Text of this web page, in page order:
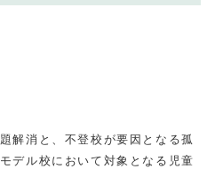
解消と、不登校が要因となる孤
デル校において対象となる児童